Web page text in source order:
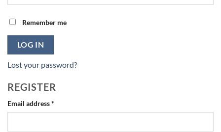
Remember me
LOG IN
Lost your password?
REGISTER
Email address*